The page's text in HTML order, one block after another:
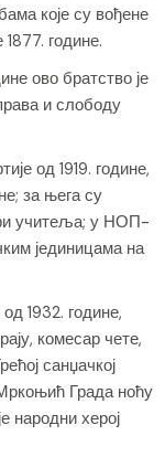
које су вођене
године.
ово братство је
и слободу
од 1919. године,
за њега су
учитеља; у НОП-
јединицама на
1932. године,
комесар чете,
санџачкој
Града ноћу
народни херој